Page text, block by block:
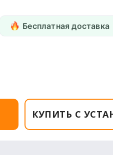
Бесплатная доставка
КУПИТЬ С